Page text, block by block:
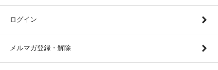
ログイン
メルマガ登録・解除